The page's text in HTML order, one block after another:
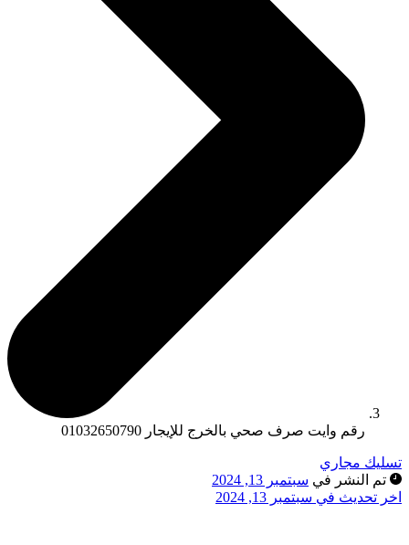
رقم وايت صرف صحي بالخرج للإيجار 01032650790
مجاري
تم النشر في سبتمبر 13, 2024
تحديث في سبتمبر 13, 2024